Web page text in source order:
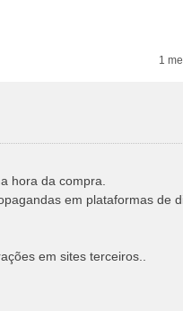
1
hora da compra.
em plataformas de
em sites terceiros..